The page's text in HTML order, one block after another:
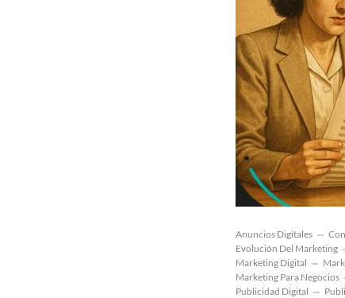
Anuncios Digitales
Evolución Del Marketing
Marketing Digital
Marketing Para Negocios
Publicidad Digital